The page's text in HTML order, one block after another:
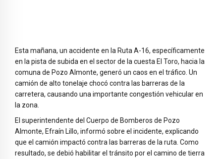
Esta mañana, un accidente en la Ruta A-16, específicamente
en la pista de subida en el sector de la cuesta El Toro, hacia la
comuna de Pozo Almonte, generó un caos en el tráfico. Un
camión de alto tonelaje chocó contra las barreras de la
carretera, causando una importante congestión vehicular en
la zona.
El superintendente del Cuerpo de Bomberos de Pozo
Almonte, Efraín Lillo, informó sobre el incidente, explicando
que el camión impactó contra las barreras de la ruta. Como
resultado, se debió habilitar el tránsito por el camino de tierra